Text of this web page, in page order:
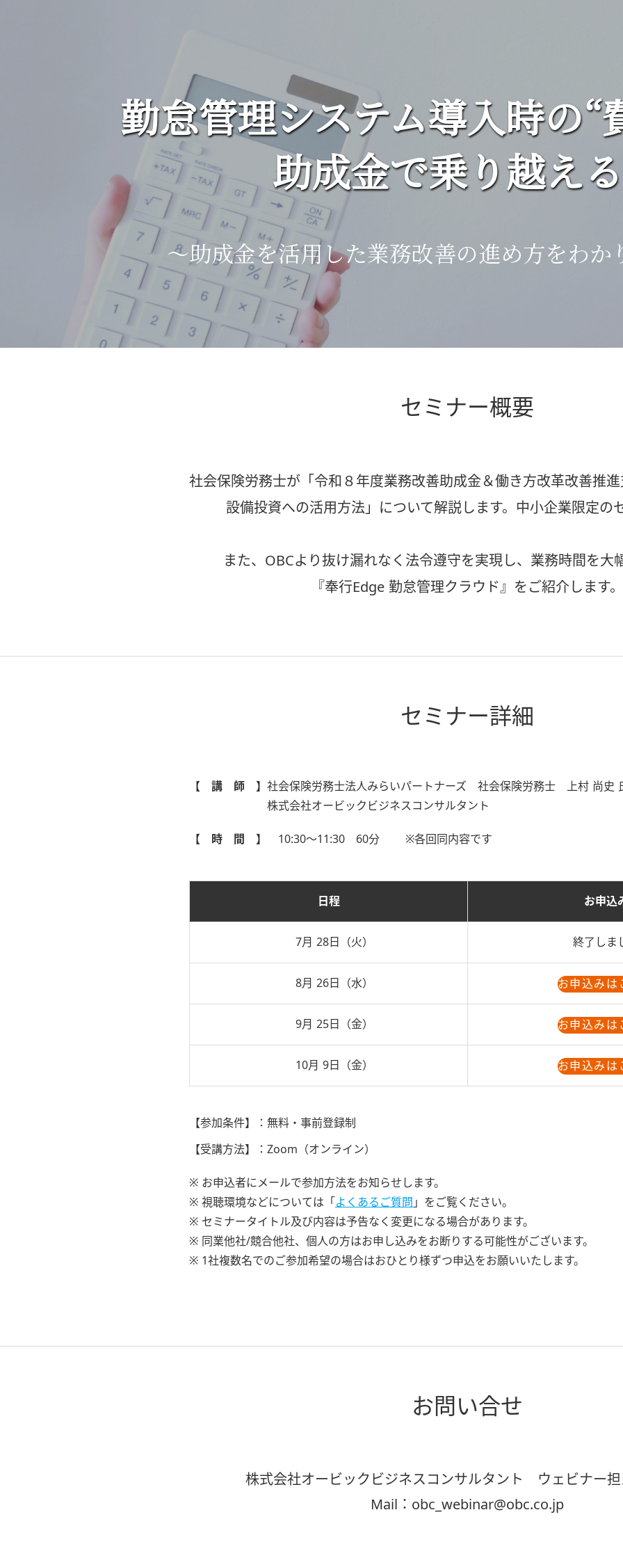
勤怠管理システム導入時の“
助成金で乗り越え
～助成金を活用した業務改善の進め方をわか
セミナー概要
社会保険労務士が「令和８年度業務改善助成金＆働き方改革改善推
設備投資への活用方法」について解説します。中小企業限定の
また、OBCより抜け漏れなく法令遵守を実現し、業務時間を大
『奉行Edge 勤怠管理クラウド』をご紹介します。
セミナー詳細
【 講 師 】 社会保険労務士法人みらいパートナーズ 社会保険労務士 上村 尚史
株式会社オービックビジネスコンサルタント
【 時 間 】 10:30～11:30 60分 ※各回同内容です
日程 お申込
7月 28日（火） 終了しま
8月 26日（水） お申込みは
9月 25日（金） お申込みは
10月 9日（金） お申込みは
【参加条件】： 無料・事前登録制
【受講方法】： Zoom（オンライン）
※ お申込者にメールで参加方法をお知らせします。
※ 視聴環境などについては「 よくあるご質問 」をご覧ください。
※ セミナータイトル及び内容は予告なく変更になる場合があります。
※ 同業他社/競合他社、個人の方はお申し込みをお断りする可能性がございます。
※ 1社複数名でのご参加希望の場合はおひとり様ずつ申込をお願いいたします。
お問い合せ
株式会社オービックビジネスコンサルタント ウェビナー担
Mail：obc_webinar@obc.co.jp